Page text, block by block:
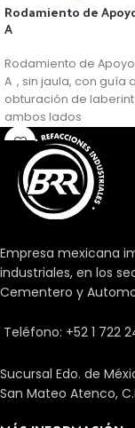
Rodamiento de
A
Rodamiento de Apoyo
A , sin jaula, con guía
obturación de
ambos lados
Empresa mexicana
industriales, en los
Cementero y
Teléfono: +52 1 722
Sucursal Edo. de
San Mateo Atenco,